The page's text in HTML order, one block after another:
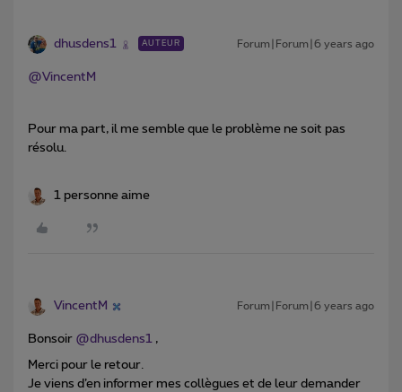
dhusdens1 AUTEUR Forum|Forum|6 years ago
@VincentM
Pour ma part, il me semble que le problème ne soit pas
résolu.
1 personne aime
VincentM Forum|Forum|6 years ago
Bonsoir @dhusdens1 ,
Merci pour le retour.
Je viens d’en informer mes collègues et de leur demander